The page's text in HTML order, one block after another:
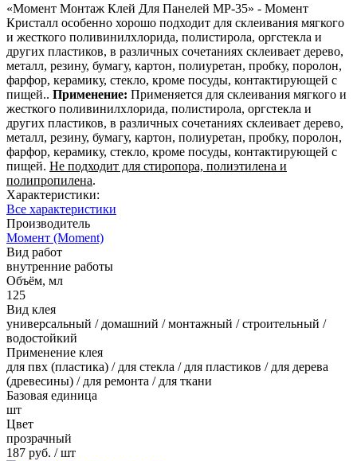
«Момент Монтаж Клей Для Панелей МР-35» - Момент
Кристалл особенно хорошо подходит для склеивания мягкого
и жесткого поливинилхлорида, полистирола, оргстекла и
других пластиков, в различных сочетаниях склеивает дерево,
металл, резину, бумагу, картон, полиуретан, пробку, поролон,
фарфор, керамику, стекло, кроме посуды, контактирующей с
пищей.. Применение: Применяется для склеивания мягкого и
жесткого поливинилхлорида, полистирола, оргстекла и
других пластиков, в различных сочетаниях склеивает дерево,
металл, резину, бумагу, картон, полиуретан, пробку, поролон,
фарфор, керамику, стекло, кроме посуды, контактирующей с
пищей. Не подходит для стиропора, полиэтилена и
полипропилена.
Характеристики:
Все характеристики
Производитель
Момент (Moment)
Вид работ
внутренние работы
Объём, мл
125
Вид клея
универсальный / домашний / монтажный / строительный /
водостойкий
Применение клея
для пвх (пластика) / для стекла / для пластиков / для дерева
(древесины) / для ремонта / для ткани
Базовая единица
шт
Цвет
прозрачный
187 руб. / шт